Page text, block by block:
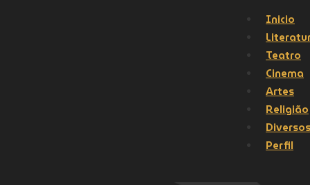
Inicio
Teatro
Cinema
Artes
Religião
Diversos
Perfil